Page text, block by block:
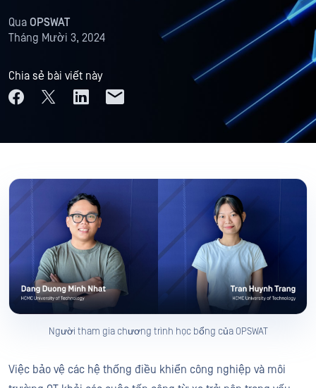
Qua OPSWAT
Tháng Mười 3, 2024
Chia sẻ bài viết này
Người tham gia chương trình học bổng của OPSWAT
Việc bảo vệ các hệ thống điều khiển công nghiệp và môi